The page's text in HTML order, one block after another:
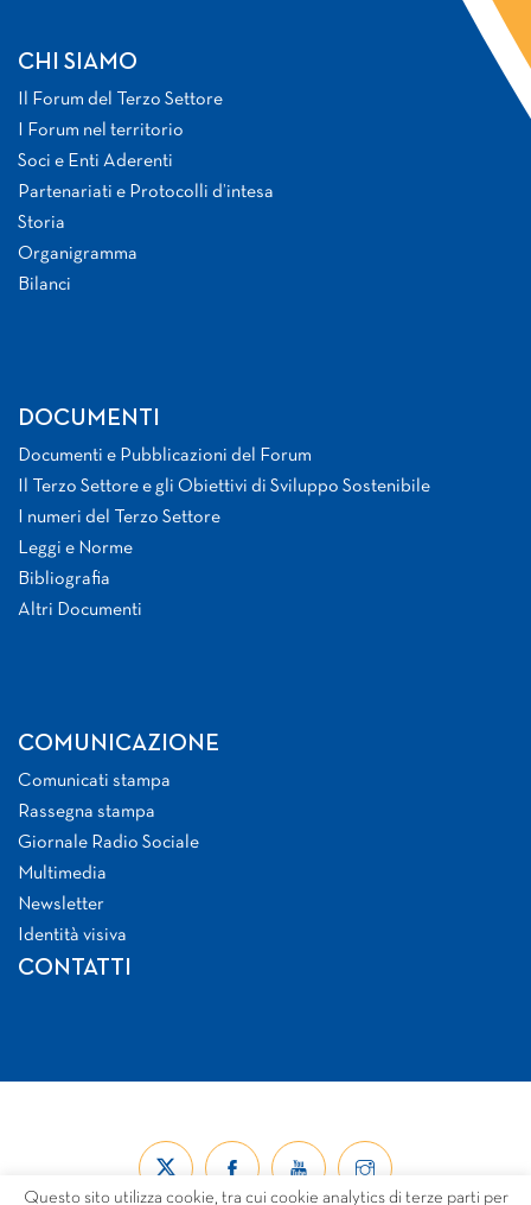
CHI SIAMO
Il Forum del Terzo Settore
I Forum nel territorio
Soci e Enti Aderenti
Partenariati e Protocolli d’intesa
Storia
Organigramma
Bilanci
DOCUMENTI
Documenti e Pubblicazioni del Forum
Il Terzo Settore e gli Obiettivi di Sviluppo Sostenibile
I numeri del Terzo Settore
Leggi e Norme
Bibliografia
Altri Documenti
COMUNICAZIONE
Comunicati stampa
Rassegna stampa
Giornale Radio Sociale
Multimedia
Newsletter
Identità visiva
CONTATTI
Questo sito utilizza cookie, tra cui cookie analytics di terze parti per